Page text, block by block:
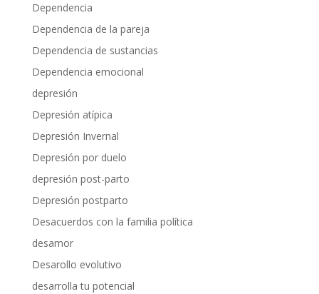
Dependencia
Dependencia de la pareja
Dependencia de sustancias
Dependencia emocional
depresión
Depresión atípica
Depresión Invernal
Depresión por duelo
depresión post-parto
Depresión postparto
Desacuerdos con la familia política
desamor
Desarollo evolutivo
desarrolla tu potencial